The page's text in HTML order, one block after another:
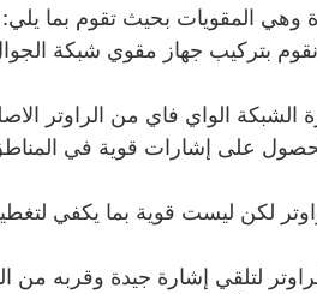
وهي المقويات بحيث تقوم بما يلي:
بتركيب جهاز مقوي شبكة
الواي فاي من الراوتر
على إشارات قوية في
لكن ليست قوية بما يكفي
لتلقي إشارة جيدة وقربه من